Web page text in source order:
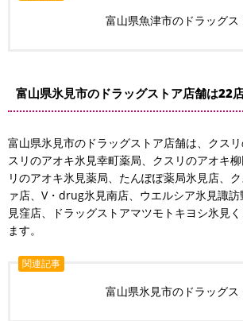
富山県魚津市のドラッグス
富山県氷見市のドラッグストア店舗は22
富山県氷見市のドラッグストア店舗は、クス
スリのアオキ氷見幸町薬局、クスリのアオキ
リのアオキ氷見薬局、たんぽぽ薬局氷見店、
ァ店、V・drug氷見南店、ウエルシア氷見諏
見窪店、ドラッグストアマツモトキヨシ氷見
ます。
関連記事
富山県氷見市のドラッグス